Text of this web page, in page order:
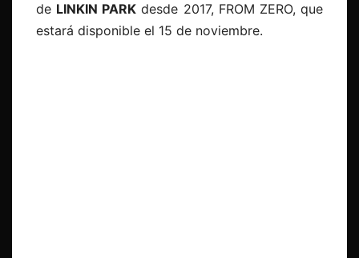
de LINKIN PARK desde 2017, FROM ZERO, que
estará disponible el 15 de noviembre.